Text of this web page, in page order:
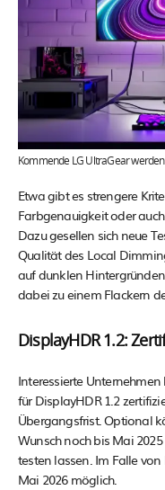
Kommende LG UltraGear
Etwa gibt es strengere
Farbgenauigkeit oder
Dazu gesellen sich neue
Qualität des Local
auf dunklen
dabei zu einem Flackern
DisplayHDR 1.2:
Interessierte
für DisplayHDR 1.2
Übergangsfrist. Optional
Wunsch noch bis Mai
testen lassen. Im Falle
Mai 2026 möglich.